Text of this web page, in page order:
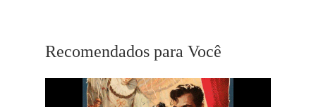
Recomendados para Você